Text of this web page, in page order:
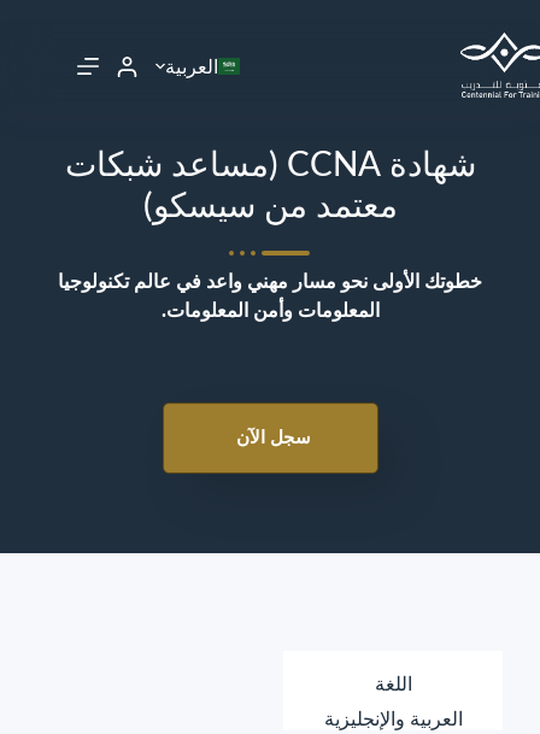
العربية
شهادة CCNA (مساعد شبكات
معتمد من سيسكو)
خطوتك الأولى نحو مسار مهني واعد في عالم تكنولوجيا
المعلومات وأمن المعلومات.
سجل الآن
اللغة
العربية والإنجليزية